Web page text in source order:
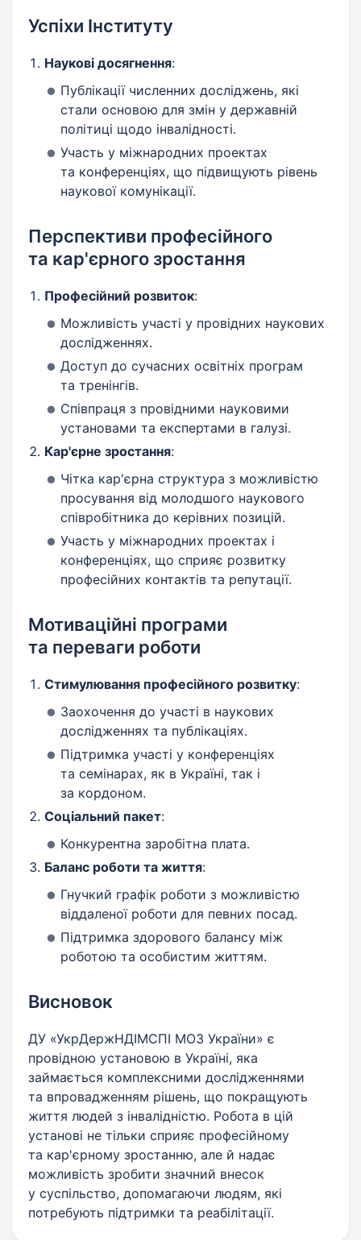
Успіхи Інституту
Наукові досягнення:
Публікації численних досліджень, які
стали основою для змін у державній
політиці щодо інвалідності.
Участь у міжнародних проектах
та конференціях, що підвищують рівень
наукової комунікації.
Перспективи професійного
та кар'єрного зростання
Професійний розвиток:
Можливість участі у провідних наукових
дослідженнях.
Доступ до сучасних освітніх програм
та тренінгів.
Співпраця з провідними науковими
установами та експертами в галузі.
Кар'єрне зростання:
Чітка кар'єрна структура з можливістю
просування від молодшого наукового
співробітника до керівних позицій.
Участь у міжнародних проектах і
конференціях, що сприяє розвитку
професійних контактів та репутації.
Мотиваційні програми
та переваги роботи
Стимулювання професійного розвитку:
Заохочення до участі в наукових
дослідженнях та публікаціях.
Підтримка участі у конференціях
та семінарах, як в Україні, так і
за кордоном.
Соціальний пакет:
Конкурентна заробітна плата.
Баланс роботи та життя:
Гнучкий графік роботи з можливістю
віддаленої роботи для певних посад.
Підтримка здорового балансу між
роботою та особистим життям.
Висновок
ДУ «УкрДержНДІМСПІ МОЗ України» є
провідною установою в Україні, яка
займається комплексними дослідженнями
та впровадженням рішень, що покращують
життя людей з інвалідністю. Робота в цій
установі не тільки сприяє професійному
та кар'єрному зростанню, але й надає
можливість зробити значний внесок
у суспільство, допомагаючи людям, які
потребують підтримки та реабілітації.